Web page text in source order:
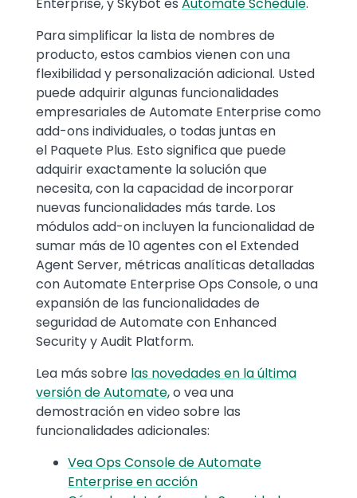
Para simplificar la lista de nombres de
producto, estos cambios vienen con una
flexibilidad y personalización adicional. Usted
puede adquirir algunas funcionalidades
empresariales de Automate Enterprise como
add-ons individuales, o todas juntas en
el Paquete Plus. Esto significa que puede
adquirir exactamente la solución que
necesita, con la capacidad de incorporar
nuevas funcionalidades más tarde. Los
módulos add-on incluyen la funcionalidad de
sumar más de 10 agentes con el Extended
Agent Server, métricas analíticas detalladas
con Automate Enterprise Ops Console, o una
expansión de las funcionalidades de
seguridad de Automate con Enhanced
Security y Audit Platform.
Lea más sobre las novedades en la última
versión de Automate, o vea una
demostración en video sobre las
funcionalidades adicionales:
Vea Ops Console de Automate
Enterprise en acción